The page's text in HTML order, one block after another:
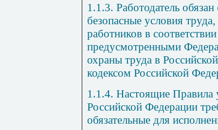
1.1.3. Работодатель
безопасные условия
работников в
предусмотренными
охраны труда в
кодексом Российской
1.1.4. Настоящие Правила
Российской Федерации
обязательные для